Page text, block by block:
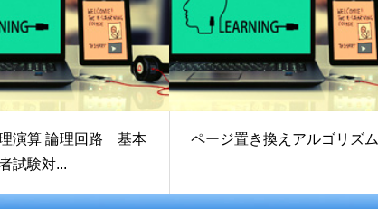
演算 論理回路 基本
試験対...
ページ置き換えアルゴリズム